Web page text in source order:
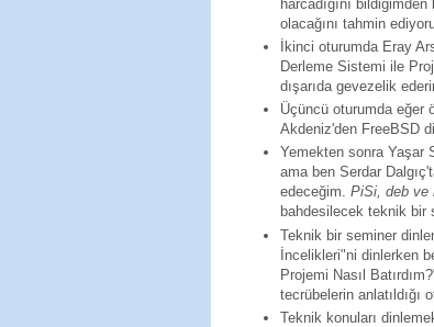
harcadığını
olacağını tahmin
İkinci oturumda Eray
Derleme Sistemi ile
dışarıda gevezelik
Üçüncü oturumda eğer
Akdeniz'den FreeBSD
Yemekten sonra Yaşar
ama ben Serdar
edeceğim. PiSi, deb ve
bahdesilecek teknik bir
Teknik bir seminer
İncelikleri"ni dinlerken
Projemi Nasıl
tecrübelerin anlatıldığı
Teknik konuları